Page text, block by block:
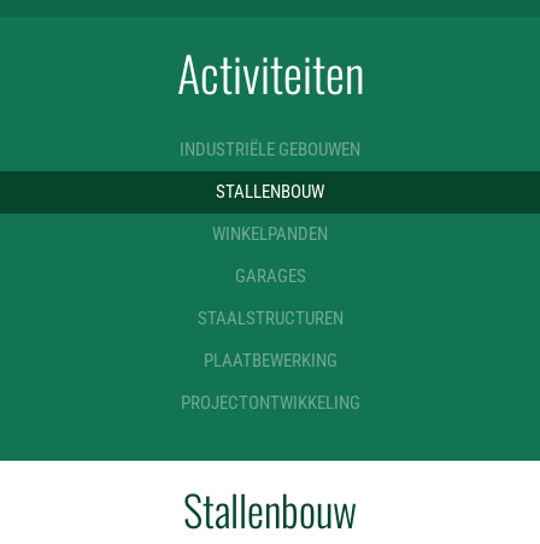
Activiteiten
INDUSTRIËLE GEBOUWEN
STALLENBOUW
WINKELPANDEN
GARAGES
STAALSTRUCTUREN
PLAATBEWERKING
PROJECTONTWIKKELING
Stallenbouw